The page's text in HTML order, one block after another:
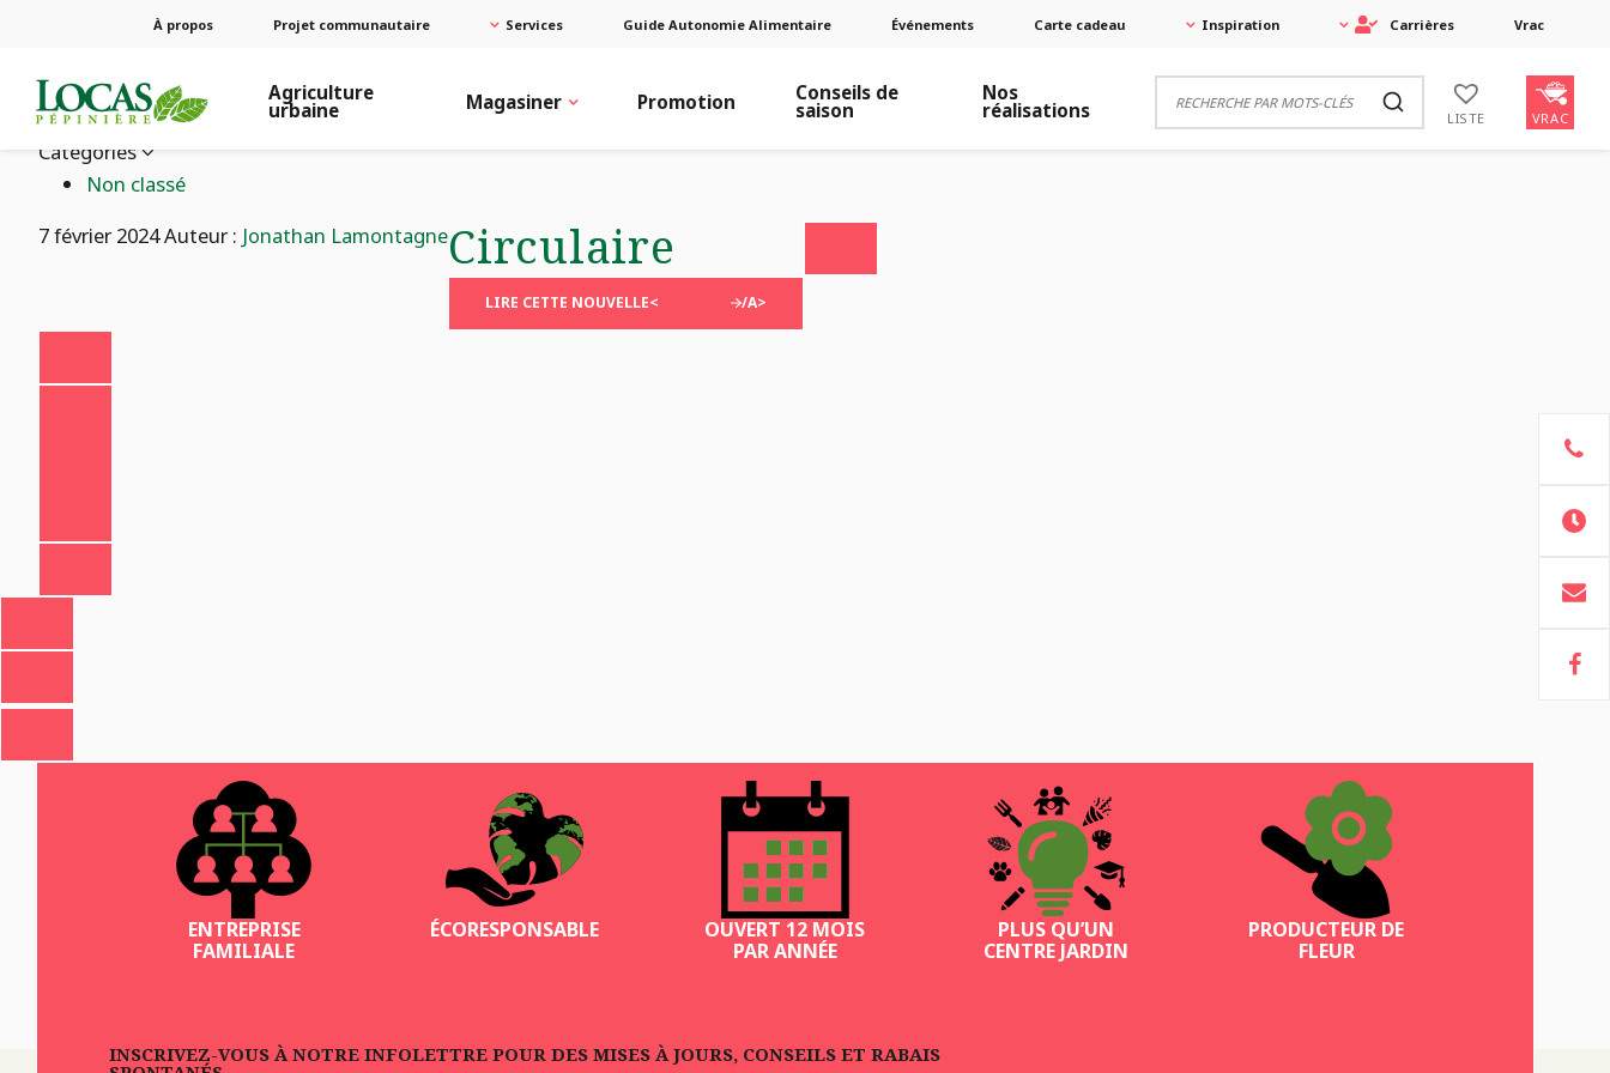
À propos Projet communautaire Services Guide Autonomie Alimentaire Événements Carte cadeau Inspiration Carrières Vrac
Agriculture
urbaine Magasiner Promotion Conseils de
saison
Nos
réalisations LISTE VRAC
Catégories
Non classé
7 février 2024Auteur : Jonathan LamontagneCirculaire
LIRE CETTE NOUVELLE< /A>
ENTREPRISE
FAMILIALE
ÉCORESPONSABLE
OUVERT 12 MOIS
PAR ANNÉE
PLUS QU’UN
CENTRE JARDIN
PRODUCTEUR DE
FLEUR
INSCRIVEZ-VOUS À NOTRE INFOLETTRE POUR DES MISES À JOURS, CONSEILS ET RABAIS